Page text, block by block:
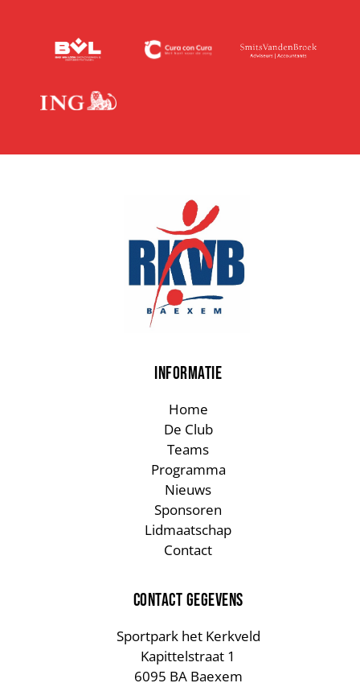
INFORMATIE
Home
De Club
Teams
Programma
Nieuws
Sponsoren
Lidmaatschap
Contact
CONTACT GEGEVENS
Sportpark het Kerkveld
Kapittelstraat 1
6095 BA Baexem